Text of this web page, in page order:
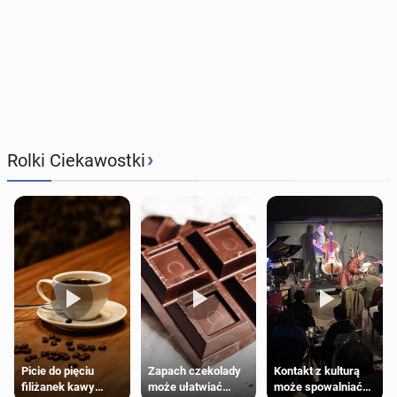
Rolki Ciekawostki›
Picie do pięciu
filiżanek kawy
Zapach czekolady
może ułatwiać
Kontakt z kulturą
może spowalniać